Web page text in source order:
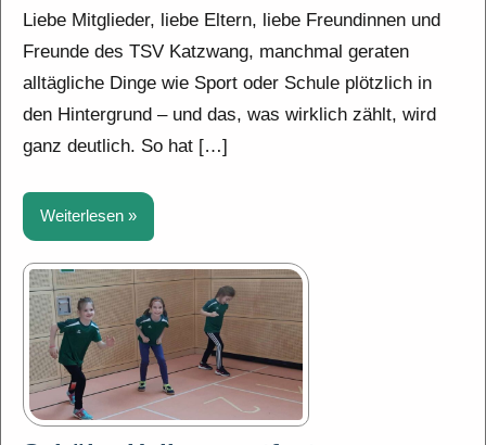
Liebe Mitglieder, liebe Eltern, liebe Freundinnen und
Freunde des TSV Katzwang, manchmal geraten
alltägliche Dinge wie Sport oder Schule plötzlich in
den Hintergrund – und das, was wirklich zählt, wird
ganz deutlich. So hat […]
Weiterlesen